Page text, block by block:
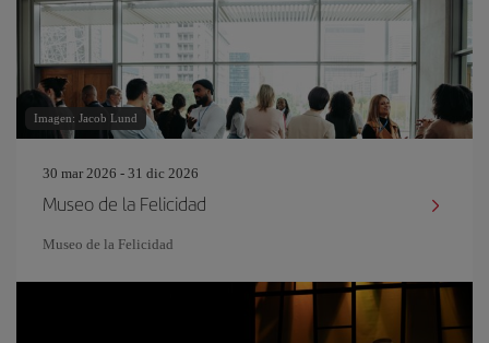
Imagen: Jacob Lund
30 mar 2026 - 31 dic 2026
Museo de la Felicidad
Museo de la Felicidad